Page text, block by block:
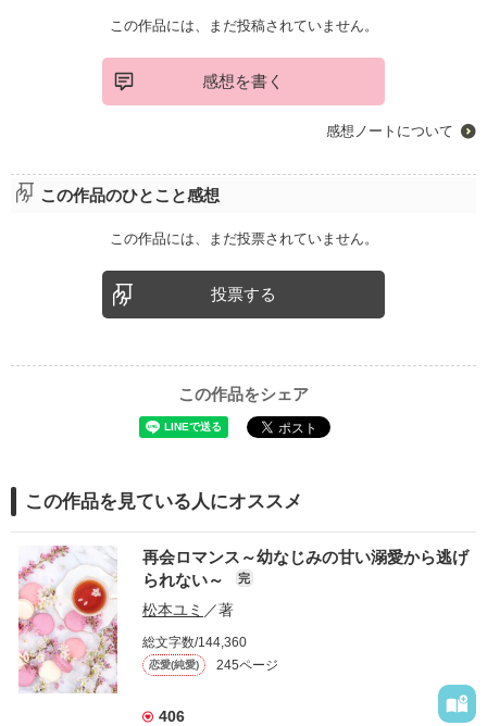
この作品には、まだ投稿されていません。
感想を書く
感想ノートについて
この作品のひとこと感想
この作品には、まだ投票されていません。
投票する
この作品をシェア
この作品を見ている人にオススメ
再会ロマンス～幼なじみの甘い溺愛から逃げ
られない～
完
松本ユミ ／著
総文字数/144,360
恋愛(純愛) 245ページ
406